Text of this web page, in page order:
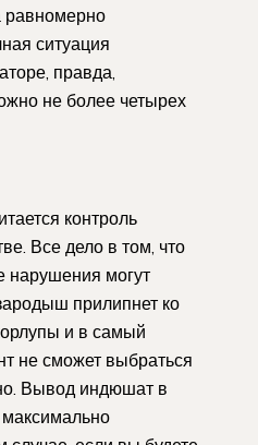
равномерно
ситуация
правда,
не более четырех
контроль
Все дело в том, что
нарушения могут
прилипнет ко
и в самый
не сможет выбраться
Вывод индюшат в
максимально